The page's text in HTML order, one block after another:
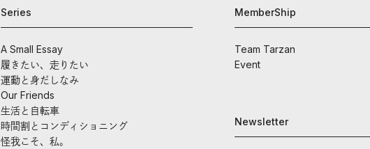
Series
A Small Essay
履きたい、走りたい
運動と身だしなみ
Our Friends
生活と自転車
時間割とコンディショニング
怪我こそ、私。
MemberShip
Team Tarzan
Event
Newsletter